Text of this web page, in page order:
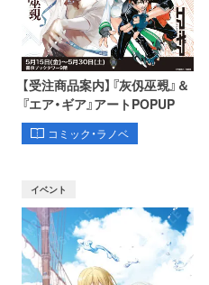
【受注商品案内】『灰仭巫覡』＆
『エア・ギア』アートPOPUP
コミック・ラノベ
イベント